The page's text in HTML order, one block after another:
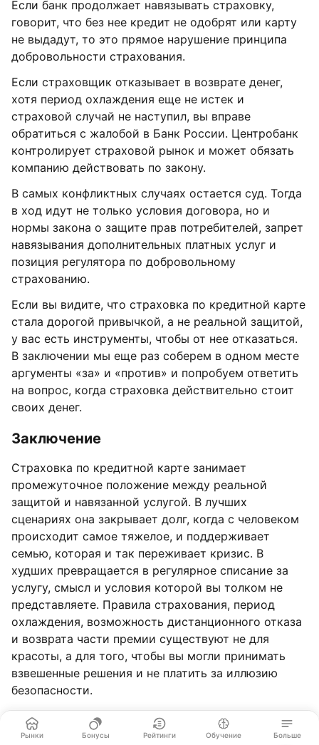
Если банк продолжает навязывать страховку,
говорит, что без нее кредит не одобрят или карту
не выдадут, то это прямое нарушение принципа
добровольности страхования.
Если страховщик отказывает в возврате денег,
хотя период охлаждения еще не истек и
страховой случай не наступил, вы вправе
обратиться с жалобой в Банк России. Центробанк
контролирует страховой рынок и может обязать
компанию действовать по закону.
В самых конфликтных случаях остается суд. Тогда
в ход идут не только условия договора, но и
нормы закона о защите прав потребителей, запрет
навязывания дополнительных платных услуг и
позиция регулятора по добровольному
страхованию.
Если вы видите, что страховка по кредитной карте
стала дорогой привычкой, а не реальной защитой,
у вас есть инструменты, чтобы от нее отказаться.
В заключении мы еще раз соберем в одном месте
аргументы «за» и «против» и попробуем ответить
на вопрос, когда страховка действительно стоит
своих денег.
Заключение
Страховка по кредитной карте занимает
промежуточное положение между реальной
защитой и навязанной услугой. В лучших
сценариях она закрывает долг, когда с человеком
происходит самое тяжелое, и поддерживает
семью, которая и так переживает кризис. В
худших превращается в регулярное списание за
услугу, смысл и условия которой вы толком не
представляете. Правила страхования, период
охлаждения, возможность дистанционного отказа
и возврата части премии существуют не для
красоты, а для того, чтобы вы могли принимать
взвешенные решения и не платить за иллюзию
безопасности.
Ответ на вопрос, нужна ли вам страховка по
кредитной карте, всегда индивидуален. Если вы
Рынки Бонусы Рейтинги Обучение Больше